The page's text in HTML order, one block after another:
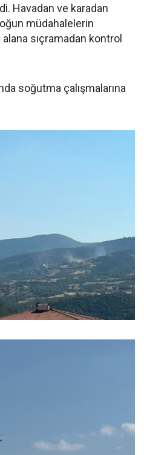
Havadan ve karadan
müdahalelerin
alana sıçramadan kontrol
soğutma çalışmalarına